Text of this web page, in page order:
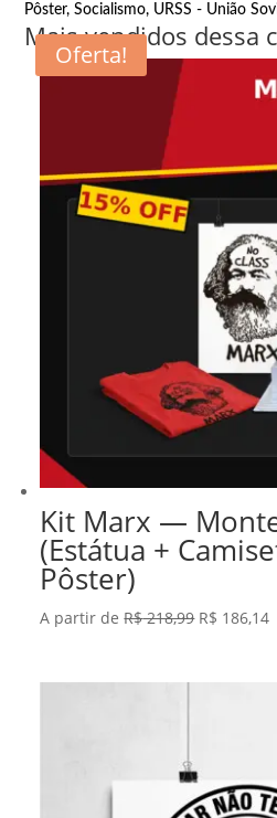
Pôster,Socialismo, URSS - União
Mais vendidos dessa
Oferta!
Kit Marx —
(Estátua +
Pôster)
A partir deR$218,99 O
R$ 186,14O